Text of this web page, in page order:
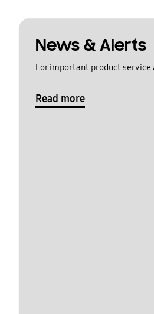
News & Alerts
For important product service
Read more